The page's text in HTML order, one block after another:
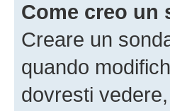
Come creo un
Creare un
quando
dovresti